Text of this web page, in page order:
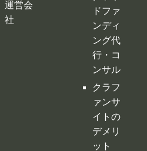
ァンサ
イトの
デメリ
ット
クラウ
ドファ
ンディ
ングの
税金
購入型